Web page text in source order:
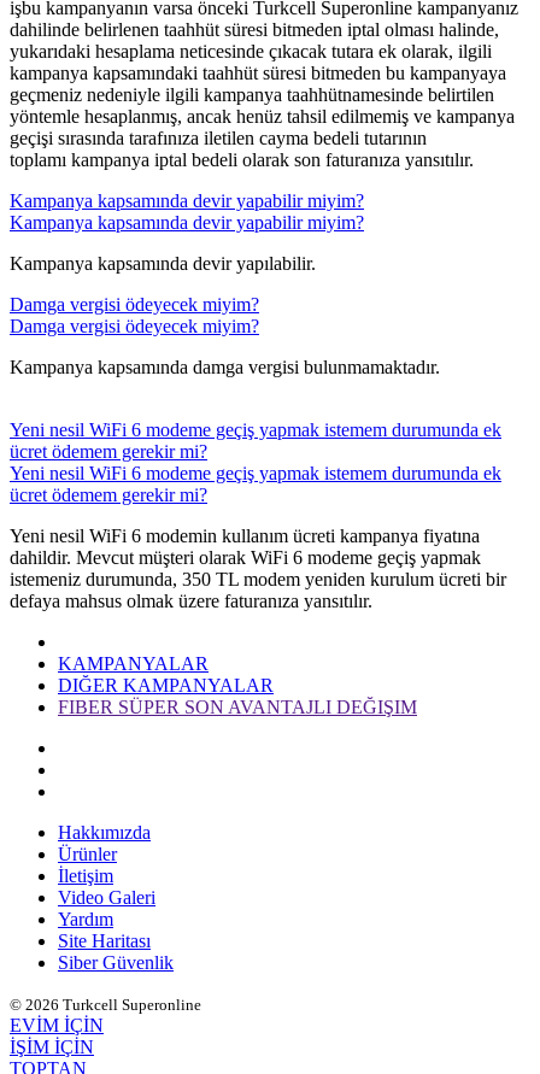
işbu kampanyanın varsa önceki Turkcell Superonline kampanyanız
dahilinde belirlenen taahhüt süresi bitmeden iptal olması halinde,
yukarıdaki hesaplama neticesinde çıkacak tutara ek olarak, ilgili
kampanya kapsamındaki taahhüt süresi bitmeden bu kampanyaya
geçmeniz nedeniyle ilgili kampanya taahhütnamesinde belirtilen
yöntemle hesaplanmış, ancak henüz tahsil edilmemiş ve kampanya
geçişi sırasında tarafınıza iletilen cayma bedeli tutarının
toplamı kampanya iptal bedeli olarak son faturanıza yansıtılır.​​
Kampanya kapsamında devir yapabilir miyim?
Kampanya kapsamında devir yapabilir miyim?
Kampanya kapsamında devir yapılabilir.​​
Damga vergisi ödeyecek miyim?
Damga vergisi ödeyecek miyim?
Kampanya kapsamında damga vergisi bulunmamaktadır.
Yeni nesil WiFi 6 modeme geçiş yapmak istemem durumunda ek
ücret ödemem gerekir mi?
Yeni nesil WiFi 6 modeme geçiş yapmak istemem durumunda ek
ücret ödemem gerekir mi?
Yeni nesil WiFi 6 modemin kullanım ücreti kampanya fiyatına
dahildir. Mevcut müşteri olarak WiFi 6 modeme geçiş yapmak
istemeniz durumunda, 350 TL modem yeniden kurulum ücreti bir
defaya mahsus olmak üzere faturanıza yansıtılır.​​
KAMPANYALAR
DIĞER KAMPANYALAR
FIBER SÜPER SON AVANTAJLI DEĞIŞIM
Hakkımızda
Ürünler
İletişim
Video Galeri
Yardım
Site Haritası
Siber Güvenlik
© 2026 Turkcell Superonline
EVİM İÇİN
İŞİM İÇİN
TOPTAN